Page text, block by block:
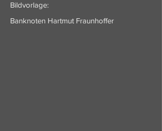
Bildvorlage:
Banknoten Hartmut Fraunhoffer